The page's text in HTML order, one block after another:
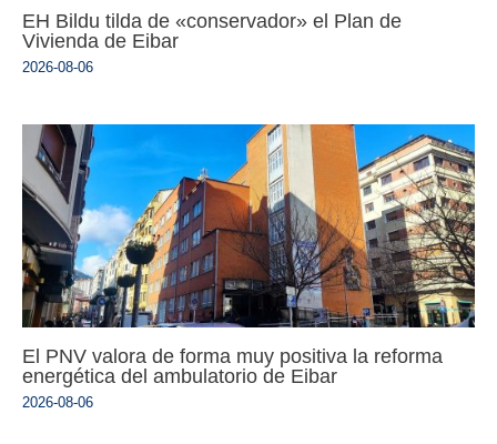
EH Bildu tilda de «conservador» el Plan de
Vivienda de Eibar
2026-08-06
El PNV valora de forma muy positiva la reforma
energética del ambulatorio de Eibar
2026-08-06